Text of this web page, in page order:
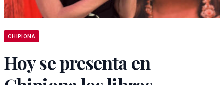
CHIPIONA
Hoy se presenta en